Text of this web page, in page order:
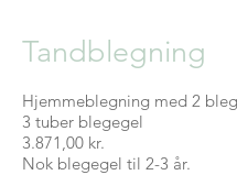
Tandblegning
Hjemmeblegning med 2
3 tuber
3.871,00 kr.
Nok blegegel til 2-3 år.